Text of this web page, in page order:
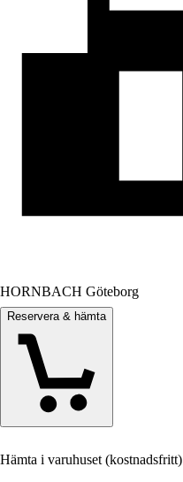
HORNBACH Göteborg
Reservera & hämta
Hämta i varuhuset (kostnadsfritt)